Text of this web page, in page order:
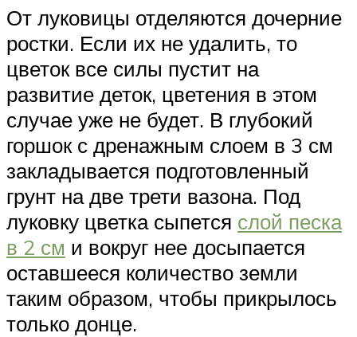
От луковицы отделяются дочерние
ростки. Если их не удалить, то
цветок все силы пустит на
развитие деток, цветения в этом
случае уже не будет. В глубокий
горшок с дренажным слоем в 3 см
закладывается подготовленный
грунт на две трети вазона. Под
луковку цветка сыпется слой песка
в 2 см и вокруг нее досыпается
оставшееся количество земли
таким образом, чтобы прикрылось
только донце.